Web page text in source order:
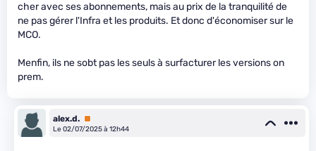
cher avec ses abonnements, mais au prix de la tranquilité de
ne pas gérer l'Infra et les produits. Et donc d'économiser sur le
MCO.
Menfin, ils ne sobt pas les seuls à surfacturer les versions on
prem.
alex.d. Premium
Le 02/07/2025 à 12h44